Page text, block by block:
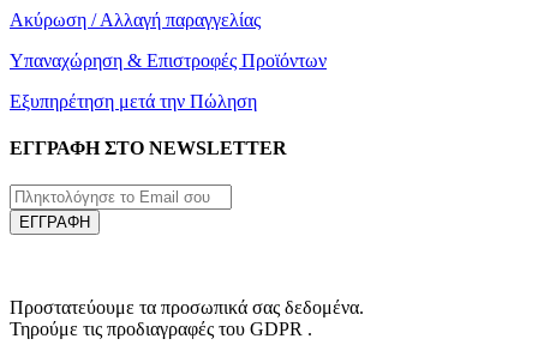
Ακύρωση / Αλλαγή παραγγελίας
Υπαναχώρηση & Επιστροφές Προϊόντων
Εξυπηρέτηση μετά την Πώληση
ΕΓΓΡΑΦΗ ΣΤΟ NEWSLETTER
ΕΓΓΡΑΦΗ
Προστατεύουμε τα προσωπικά σας δεδομένα.
Τηρούμε τις προδιαγραφές του GDPR .